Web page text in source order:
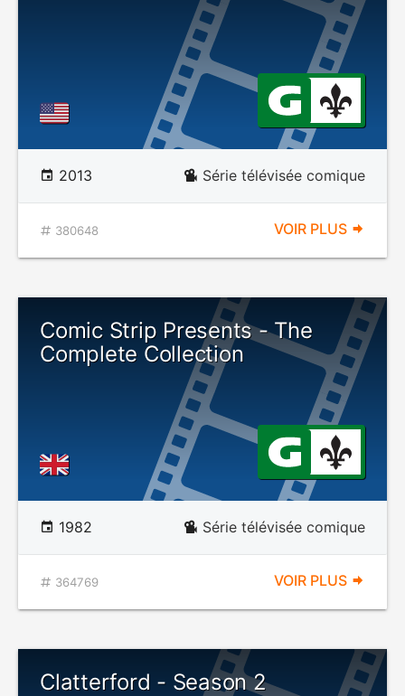
2013 Série télévisée comique
380648 VOIR PLUS
Comic Strip Presents - The
Complete Collection
1982 Série télévisée comique
364769 VOIR PLUS
Clatterford - Season 2